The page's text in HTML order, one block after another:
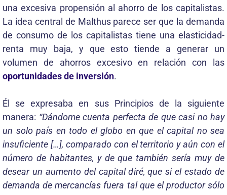
una excesiva propensión al ahorro de los capitalistas.
La idea central de Malthus parece ser que la demanda
de consumo de los capitalistas tiene una elasticidad-
renta muy baja, y que esto tiende a generar un
volumen de ahorros excesivo en relación con las
oportunidades de inversión.
Él se expresaba en sus Principios de la siguiente
manera: “Dándome cuenta perfecta de que casi no hay
un solo país en todo el globo en que el capital no sea
insuficiente […], comparado con el territorio y aún con el
número de habitantes, y de que también sería muy de
desear un aumento del capital diré, que si el estado de
demanda de mercancías fuera tal que el productor sólo